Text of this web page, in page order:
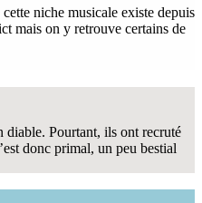
niche musicale existe depuis
mais on y retrouve certains de
diable. Pourtant, ils ont recruté
donc primal, un peu bestial